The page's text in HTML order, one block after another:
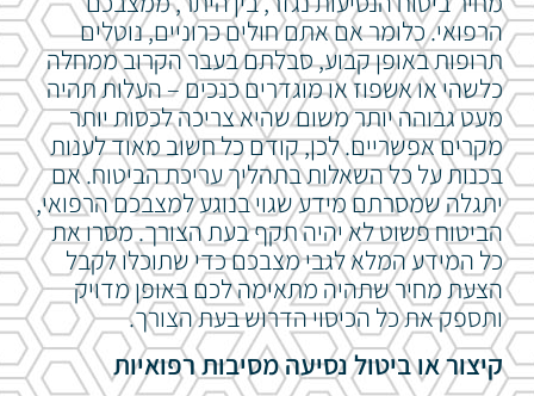
הרפואי. כלומר אם אתם חולים כרוניים, נוטלים
תרופות באופן קבוע, סבלתם בעבר הקרוב ממחלה
כלשהי או אשפוז או מוגדרים כנכים – העלות תהיה
מעט גבוהה יותר משום שהיא צריכה לכסות יותר
מקרים אפשריים. לכן, קודם כל חשוב מאוד לענות
בכנות על כל השאלות בתהליך עריכת הביטוח. אם
יתגלה שמסרתם מידע שגוי בנוגע למצבכם הרפואי,
הביטוח פשוט לא יהיה תקף בעת הצורך. מסרו את
כל המידע המלא לגבי מצבכם כדי שתוכלו לקבל
הצעת מחיר שתהיה מתאימה לכם באופן מדויק
ותספק את כל הכיסוי הדרוש בעת הצורך.
קיצור או ביטול נסיעה מסיבות רפואיות